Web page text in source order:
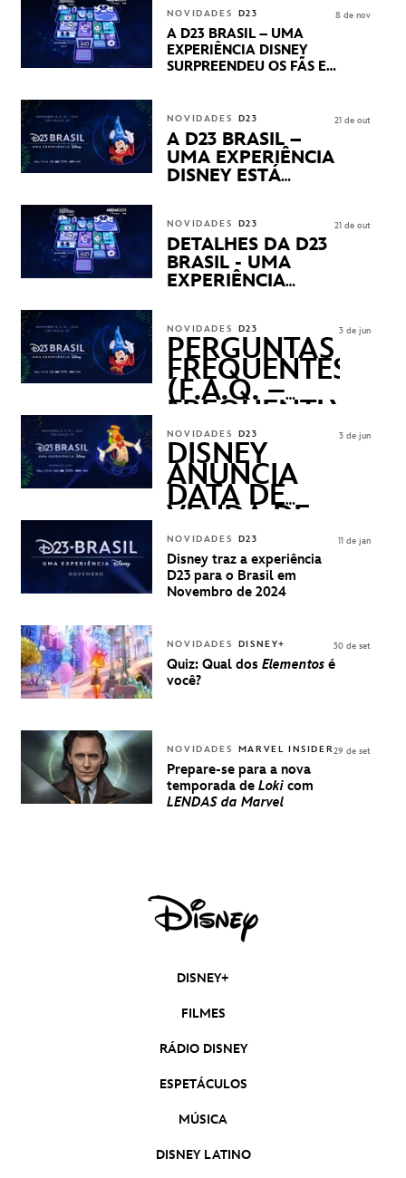
STUDIOS REVELARAM
PRÉVIAS E NOVIDADES
DOS SEUS PRÓXIMOS
LANÇAMENTOS
NOVIDADES D23
A D23 BRASIL – UMA
EXPERIÊNCIA DISNEY
SURPREENDEU OS FÃS EM
APRESENTAÇÕES E
PRODUTOS EXCLUSIVOS
NO TRANSAMÉRICA EXPO
CENTER EM SÃO PAULO
8 de nov
NOVIDADES D23
A D23 BRASIL –
UMA EXPERIÊNCIA
DISNEY ESTÁ
21 de out
NOVIDADES D23
DETALHES DA D23
BRASIL - UMA
EXPERIÊNCIA
21 de out
NOVIDADES D23
PERGUNTAS
FREQUENTES
(F.A.Q. –
FREQUENTLY
ASKED
QUESTIONS)
3 de jun
NOVIDADES D23
DISNEY
ANUNCIA
DATA DE
VENDA DE
INGRESSOS
PARA A D23
BRASIL -
UMA
DISNEY
3 de jun
NOVIDADES D23
Disney traz a experiência
D23 para o Brasil em
Novembro de 2024
11 de jan
NOVIDADES DISNEY+
Quiz: Qual dos Elementos é
você?
30 de set
NOVIDADES MARVEL INSIDER
Prepare-se para a nova
temporada de Loki com
LENDAS da Marvel
29 de set
DISNEY+
FILMES
RÁDIO DISNEY
ESPETÁCULOS
MÚSICA
DISNEY LATINO